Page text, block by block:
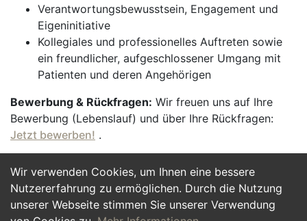
Wir verwenden Cookies, um Ihnen eine bessere
Nutzererfahrung zu ermöglichen. Durch die Nutzung
unserer Webseite stimmen Sie unserer Verwendung
Verantwortungsbewusstsein, Engagement und
Eigeninitiative
Kollegiales und professionelles Auftreten sowie
ein freundlicher, aufgeschlossener Umgang mit
Patienten und deren Angehörigen
Bewerbung & Rückfragen: Wir freuen uns auf Ihre
Bewerbung (Lebenslauf) und über Ihre Rückfragen:
Jetzt bewerben! .
Jetzt Bewerben